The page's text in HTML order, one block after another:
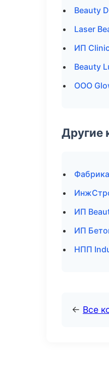
Beauty
Laser
ИП
Beauty
ООО
Другие
ИП
ИП
НПП
← Все